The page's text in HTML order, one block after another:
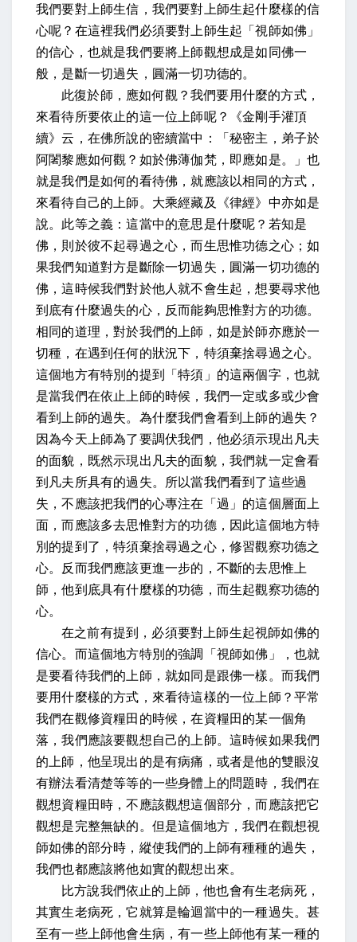
我們要對上師生信，我們要對上師生起什麼樣的信
心呢？在這裡我們必須要對上師生起「視師如佛」
的信心，也就是我們要將上師觀想成是如同佛一
般，是斷一切過失，圓滿一切功德的。
此復於師，應如何觀？我們要用什麼的方式，
來看待所要依止的這一位上師呢？
《金剛手灌頂
續》云 ，在佛所說的密續當中：
「秘密主，弟子於
阿闍黎應如何觀？如於佛薄伽梵，即應如是。
」也
就是我們是如何的看待佛，就應該以相同的方式，
來看待自己的上師。 大乘經藏及《律經》中亦如是
說。此等之義 ：這當中的意思是什麼呢？ 若知是
佛，則於彼不起尋過之心，而生思惟功德之心 ；如
果我們知道對方是斷除一切過失，圓滿一切功德的
佛，這時候我們對於他人就不會生起，想要尋求他
到底有什麼過失的心，反而能夠思惟對方的功德。
相同的道理，對於我們的上師， 如是於師亦應於一
切種 ，在遇到任何的狀況下， 特須棄捨尋過之心。
這個地方有特別的提到「特須」的這兩個字，也就
是當我們在依止上師的時候，我們一定或多或少會
看到上師的過失。為什麼我們會看到上師的過失？
因為今天上師為了要調伏我們，他必須示現出凡夫
的面貌，既然示現出凡夫的面貌，我們就一定會看
到凡夫所具有的過失。所以當我們看到了這些過
失，不應該把我們的心專注在「過」的這個層面上
面，而應該多去思惟對方的功德，因此這個地方特
別的提到了，特須棄捨尋過之心， 修習觀察功德之
心。反而我們應該更進一步的，不斷的去思惟上
師，他到底具有什麼樣的功德，而生起觀察功德的
心。
在之前有提到，必須要對上師生起視師如佛的
信心。而這個地方特別的強調「視師如佛」，也就
是要看待我們的上師，就如同是跟佛一樣。而我們
要用什麼樣的方式，來看待這樣的一位上師？平常
我們在觀修資糧田的時候，在資糧田的某一個角
落，我們應該要觀想自己的上師。這時候如果我們
的上師，他呈現出的是有病痛，或者是他的雙眼沒
有辦法看清楚等等的一些身體上的問題時，我們在
觀想資糧田時，不應該觀想這個部分，而應該把它
觀想是完整無缺的。但是這個地方，我們在觀想視
師如佛的部分時，縱使我們的上師有種種的過失，
我們也都應該將他如實的觀想出來。
比方說我們依止的上師，他也會有生老病死，
其實生老病死，它就算是輪迴當中的一種過失。甚
至有一些上師他會生病，有一些上師他有某一種的